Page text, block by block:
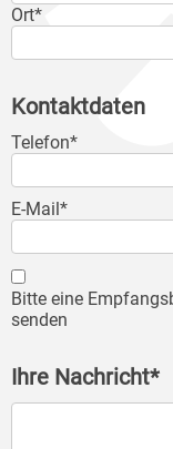
Ort*
Kontaktdaten
Telefon*
E-Mail*
Bitte eine
senden
Ihre Nachricht*